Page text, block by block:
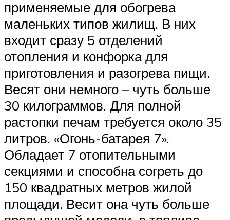
применяемые для обогрева
маленьких типов жилищ. В них
входит сразу 5 отделений
отопления и конфорка для
приготовления и разогрева пищи.
Весят они немного – чуть больше
30 килограммов. Для полной
растопки печам требуется около 35
литров. «Огонь-батарея 7».
Обладает 7 отопительными
секциями и способна согреть до
150 квадратных метров жилой
площади. Весит она чуть больше